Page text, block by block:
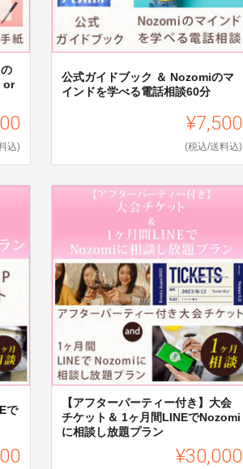
or
込)
公式ガイドブック ＆ Nozomiのマ
インドを学べる電話相談60分
¥7,500
(税込/送料込)
で
【アフターパーティー付き】大会
チケット＆ 1ヶ月間LINEでNozomi
に相談し放題プラン
¥30,000